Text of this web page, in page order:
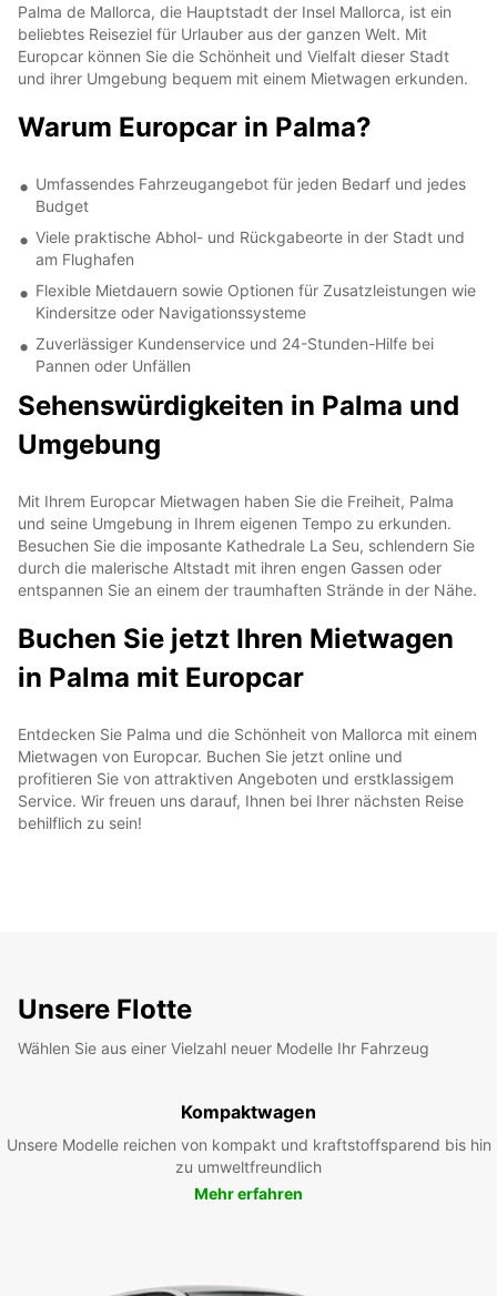
Palma de Mallorca, die Hauptstadt der Insel Mallorca, ist ein
beliebtes Reiseziel für Urlauber aus der ganzen Welt. Mit
Europcar können Sie die Schönheit und Vielfalt dieser Stadt
und ihrer Umgebung bequem mit einem Mietwagen erkunden.
Warum Europcar in Palma?
Umfassendes Fahrzeugangebot für jeden Bedarf und jedes
Budget
Viele praktische Abhol- und Rückgabeorte in der Stadt und
am Flughafen
Flexible Mietdauern sowie Optionen für Zusatzleistungen wie
Kindersitze oder Navigationssysteme
Zuverlässiger Kundenservice und 24-Stunden-Hilfe bei
Pannen oder Unfällen
Sehenswürdigkeiten in Palma und
Umgebung
Mit Ihrem Europcar Mietwagen haben Sie die Freiheit, Palma
und seine Umgebung in Ihrem eigenen Tempo zu erkunden.
Besuchen Sie die imposante Kathedrale La Seu, schlendern Sie
durch die malerische Altstadt mit ihren engen Gassen oder
entspannen Sie an einem der traumhaften Strände in der Nähe.
Buchen Sie jetzt Ihren Mietwagen
in Palma mit Europcar
Entdecken Sie Palma und die Schönheit von Mallorca mit einem
Mietwagen von Europcar. Buchen Sie jetzt online und
profitieren Sie von attraktiven Angeboten und erstklassigem
Service. Wir freuen uns darauf, Ihnen bei Ihrer nächsten Reise
behilflich zu sein!
Unsere Flotte
Wählen Sie aus einer Vielzahl neuer Modelle Ihr Fahrzeug
Kompaktwagen
Unsere Modelle reichen von kompakt und kraftstoffsparend bis hin
zu umweltfreundlich
Mehr erfahren